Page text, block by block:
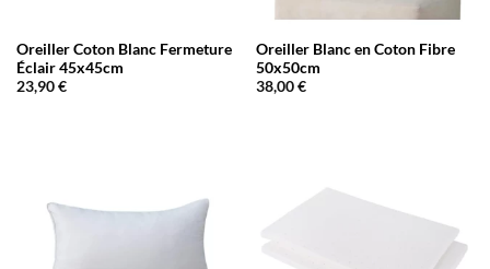
Oreiller Coton Blanc Fermeture
Éclair 45x45cm
23,90€
Oreiller Blanc en Coton Fibre
50x50cm
38,00€